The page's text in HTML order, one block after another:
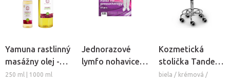
Yamuna rastlinný
masážny olej -
Hrozno
250 ml | 1000 ml
Jednorazové
lymfo nohavice z
Kozmetická
stolička Tandem
COS
biela / krémová /